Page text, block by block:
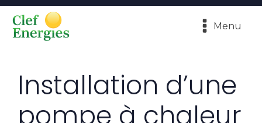
Menu
Installation d’une
pompe à chaleur